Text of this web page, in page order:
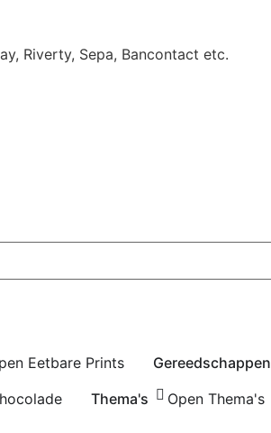
Riverty, Sepa, Bancontact etc.
Eetbare Prints Gereedschappen
Thema's Open Thema's